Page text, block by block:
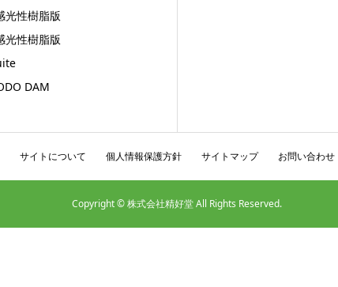
光性樹脂版
光性樹脂版
DAM
サイトについて 個人情報保護方針 サイトマップ お問い合わせ
Copyright © 株式会社精好堂 All Rights Reserved.